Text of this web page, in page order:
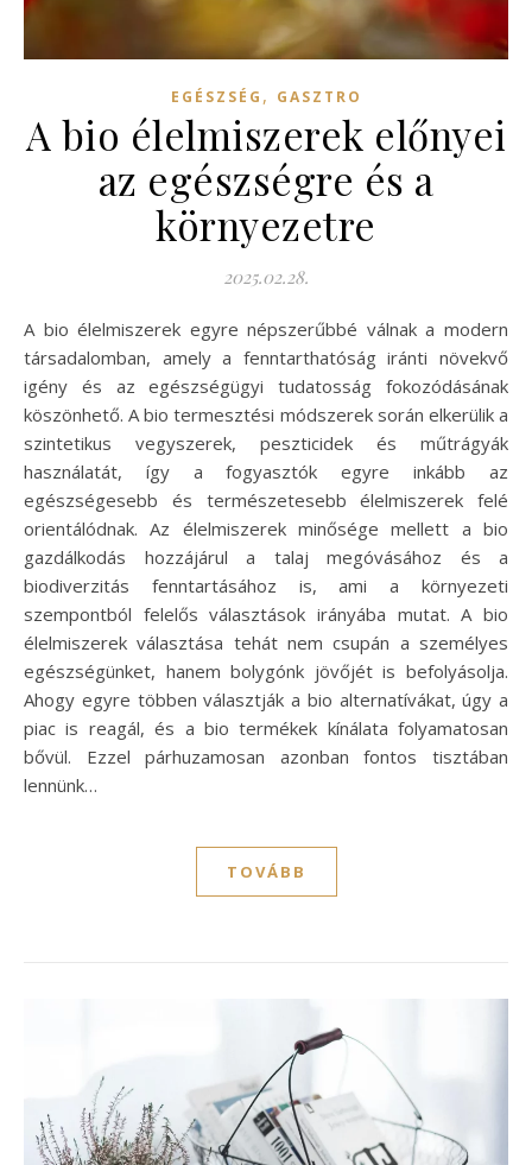
EGÉSZSÉG , GASZTRO
A bio élelmiszerek előnyei
az egészségre és a
környezetre
2025.02.28.
A bio élelmiszerek egyre népszerűbbé válnak a modern
társadalomban, amely a fenntarthatóság iránti növekvő
igény és az egészségügyi tudatosság fokozódásának
köszönhető. A bio termesztési módszerek során elkerülik a
szintetikus vegyszerek, peszticidek és műtrágyák
használatát, így a fogyasztók egyre inkább az
egészségesebb és természetesebb élelmiszerek felé
orientálódnak. Az élelmiszerek minősége mellett a bio
gazdálkodás hozzájárul a talaj megóvásához és a
biodiverzitás fenntartásához is, ami a környezeti
szempontból felelős választások irányába mutat. A bio
élelmiszerek választása tehát nem csupán a személyes
egészségünket, hanem bolygónk jövőjét is befolyásolja.
Ahogy egyre többen választják a bio alternatívákat, úgy a
piac is reagál, és a bio termékek kínálata folyamatosan
bővül. Ezzel párhuzamosan azonban fontos tisztában
lennünk…
TOVÁBB